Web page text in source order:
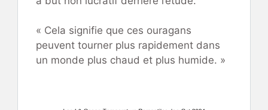
« Cela signifie que ces ouragans
peuvent tourner plus rapidement dans
un monde plus chaud et plus humide. »